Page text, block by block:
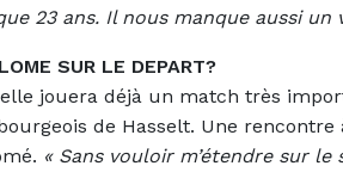
23 ans. Il nous manque aussi un
SUR LE DEPART?
elle jouera déjà un match très
de Hasselt. Une rencontre
« Sans vouloir m’étendre sur le